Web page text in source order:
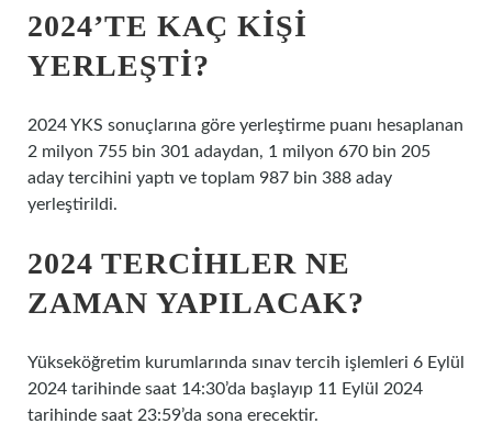
2024’TE KAÇ KIŞI
YERLEŞTI?
2024 YKS sonuçlarına göre yerleştirme puanı hesaplanan
2 milyon 755 bin 301 adaydan, 1 milyon 670 bin 205
aday tercihini yaptı ve toplam 987 bin 388 aday
yerleştirildi.
2024 TERCIHLER NE
ZAMAN YAPILACAK?
Yükseköğretim kurumlarında sınav tercih işlemleri 6 Eylül
2024 tarihinde saat 14:30’da başlayıp 11 Eylül 2024
tarihinde saat 23:59’da sona erecektir.